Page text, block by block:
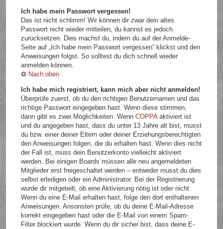
Ich habe mein Passwort vergessen!
Das ist nicht schlimm! Wir können dir zwar dein altes
Passwort nicht wieder mitteilen, du kannst es jedoch
zurücksetzen. Dies machst du, indem du auf der Anmelde-
Seite auf „Ich habe mein Passwort vergessen“ klickst und den
Anweisungen folgst. So solltest du dich schnell wieder
anmelden können.
Nach oben
Ich habe mich registriert, kann mich aber nicht anmelden!
Überprüfe zuerst, ob du den richtigen Benutzernamen und das
richtige Passwort eingegeben hast. Wenn diese stimmen,
dann gibt es zwei Möglichkeiten. WennCOPPAaktiviert ist
und du angegeben hast, dass du unter 13 Jahre alt bist, musst
du bzw. einer deiner Eltern oder deiner Erziehungsberechtigten
den Anweisungen folgen, die du erhalten hast. Wenn dies nicht
der Fall ist, muss dein Benutzerkonto vielleicht aktiviert
werden. Bei einigen Boards müssen alle neu angemeldeten
Mitglieder erst freigeschaltet werden – entweder musst du dies
selbst erledigen oder ein Administrator. Bei der Registrierung
wurde dir mitgeteilt, ob eine Aktivierung nötig ist oder nicht.
Wenn du eine E-Mail erhalten hast, folge den dort enthaltenen
Anweisungen. Ansonsten prüfe, ob du deine E-Mail-Adresse
korrekt eingegeben hast oder die E-Mail von einem Spam-
Filter blockiert wurde. Wenn du dir sicher bist, dass deine E-